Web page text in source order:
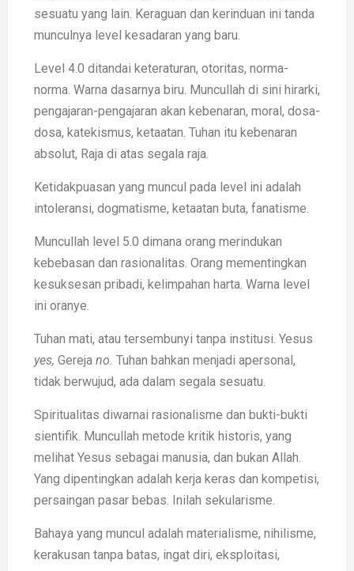
sesuatu yang lain. Keraguan dan kerinduan ini tanda
munculnya level kesadaran yang baru.
Level 4.0 ditandai keteraturan, otoritas, norma-
norma. Warna dasarnya biru. Muncullah di sini hirarki,
pengajaran-pengajaran akan kebenaran, moral, dosa-
dosa, katekismus, ketaatan. Tuhan itu kebenaran
absolut, Raja di atas segala raja.
Ketidakpuasan yang muncul pada level ini adalah
intoleransi, dogmatisme, ketaatan buta, fanatisme.
Muncullah level 5.0 dimana orang merindukan
kebebasan dan rasionalitas. Orang mementingkan
kesuksesan pribadi, kelimpahan harta. Warna level
ini oranye.
Tuhan mati, atau tersembunyi tanpa institusi. Yesus
yes, Gereja no. Tuhan bahkan menjadi apersonal,
tidak berwujud, ada dalam segala sesuatu.
Spiritualitas diwarnai rasionalisme dan bukti-bukti
sientifik. Muncullah metode kritik historis, yang
melihat Yesus sebagai manusia, dan bukan Allah.
Yang dipentingkan adalah kerja keras dan kompetisi,
persaingan pasar bebas. Inilah sekularisme.
Bahaya yang muncul adalah materialisme, nihilisme,
kerakusan tanpa batas, ingat diri, eksploitasi,